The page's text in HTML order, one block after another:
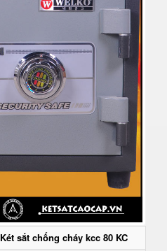
Két sắt chống cháy kcc 80 KC